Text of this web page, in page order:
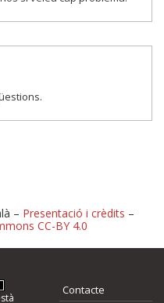
millores o
– Presentació i crèdits –
CC-BY 4.0
Contacte